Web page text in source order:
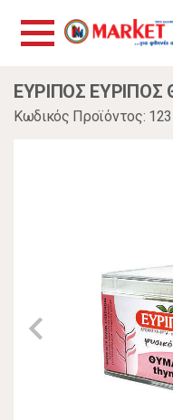
ΕΥΡΙΠΟΣ ΕΥΡΙΠΟΣ
Κωδικός Προϊόντος: